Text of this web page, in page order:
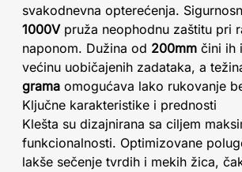
svakodnevna opterećenja.
1000Vpruža neophodnu zaštitu pri
naponom. Dužina od 200mm čini ih
većinu uobičajenih zadataka, a
grama omogućava lako rukovanje
Ključne karakteristike i prednosti
Klešta su dizajnirana sa ciljem
funkcionalnosti. Optimizovane
lakše sečenje tvrdih i mekih žica,